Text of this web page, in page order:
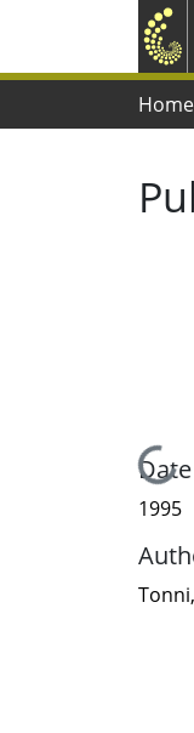
Home
Loading...
Date
1995